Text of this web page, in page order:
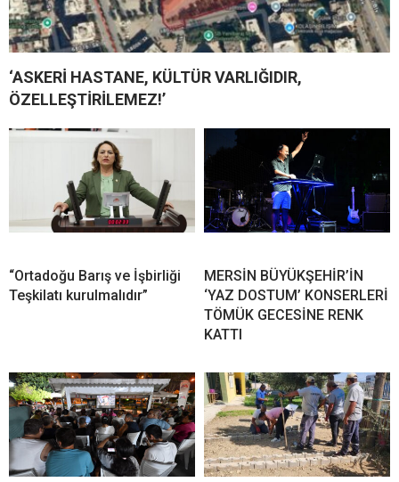
‘ASKERİ HASTANE, KÜLTÜR VARLIĞIDIR,
ÖZELLEŞTİRİLEMEZ!’
“Ortadoğu Barış ve İşbirliği
Teşkilatı kurulmalıdır”
MERSİN BÜYÜKŞEHİR’İN
‘YAZ DOSTUM’ KONSERLERİ
TÖMÜK GECESİNE RENK
KATTI